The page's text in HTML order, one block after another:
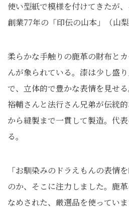
使い型紙で模様を付けてきたが
創業77年の「印伝の山本」（山梨
柔らかな手触りの鹿革の財布と
んが象られている。漆は少し盛
で、立体的で豊かな表情を見せ
裕輔さんと法行さん兄弟が伝統
から縫製まで一貫して製造。代
る。
「お馴染みのドラえもんの表情
のか、そこに注力しました。鹿
なめされた、厳選品を使っていま